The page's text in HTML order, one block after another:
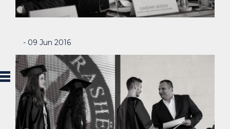
- 09 Jun 2016